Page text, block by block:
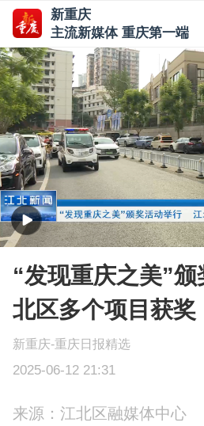
新重庆
主流新媒体 重庆第一端
“发现重庆之美”
北区多个项目获奖
新重庆-重庆日报精选
2025-06-12 21:31
来源：江北区融媒体中心